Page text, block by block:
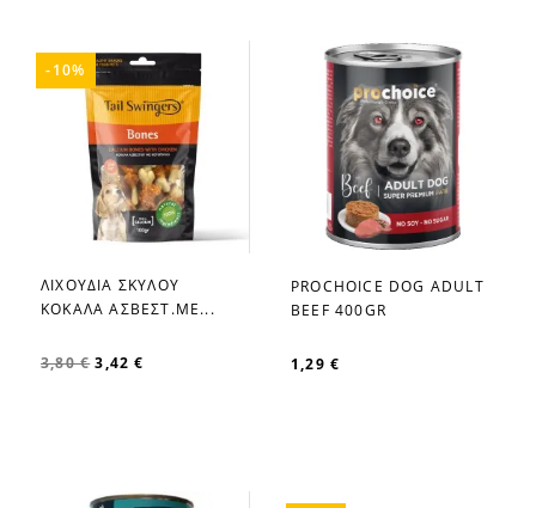
favorite_border
ΛΙΧΟΥΔΙΑ ΣΚΥΛΟΥ
ΚΟΚΑΛΑ ΑΣΒΕΣΤ.ΜΕ...
3,80 € 3,42 €
-10%
favorite_border
PROCHOICE DOG ADULT
BEEF 400GR
1,29 €